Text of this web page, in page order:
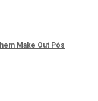
Make Out Pós